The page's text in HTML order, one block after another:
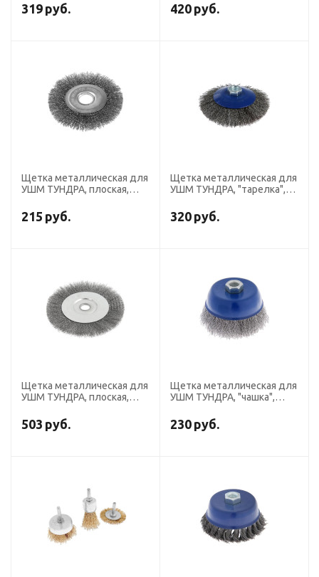
чашка 75 мм, 2 шт.
319 руб. 420 руб.
Щетка металлическая для
УШМ ТУНДРА, плоская,
215 руб.
Щетка металлическая для
УШМ ТУНДРА, "тарелка",
320 руб.
Щетка металлическая для
УШМ ТУНДРА, плоская,
503 руб.
Щетка металлическая для
УШМ ТУНДРА, "чашка",
230 руб.